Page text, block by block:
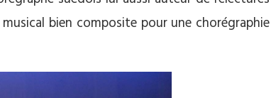
bien composite pour une chorégraphie